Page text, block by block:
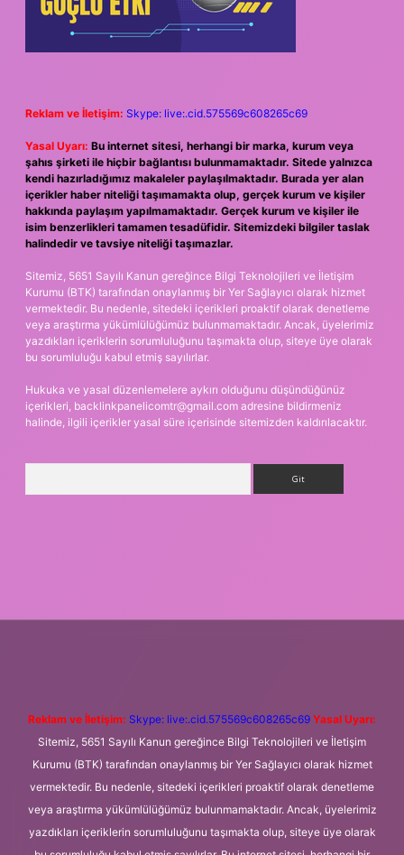
Reklam ve İletişim: Skype: live:.cid.575569c608265c69
Yasal Uyarı: Bu internet sitesi, herhangi bir marka, kurum veya
şahıs şirketi ile hiçbir bağlantısı bulunmamaktadır. Sitede yalnızca
kendi hazırladığımız makaleler paylaşılmaktadır. Burada yer alan
içerikler haber niteliği taşımamakta olup, gerçek kurum ve kişiler
hakkında paylaşım yapılmamaktadır. Gerçek kurum ve kişiler ile
isim benzerlikleri tamamen tesadüfidir. Sitemizdeki bilgiler taslak
halindedir ve tavsiye niteliği taşımazlar.
Sitemiz, 5651 Sayılı Kanun gereğince Bilgi Teknolojileri ve İletişim
Kurumu (BTK) tarafından onaylanmış bir Yer Sağlayıcı olarak hizmet
vermektedir. Bu nedenle, sitedeki içerikleri proaktif olarak denetleme
veya araştırma yükümlülüğümüz bulunmamaktadır. Ancak, üyelerimiz
yazdıkları içeriklerin sorumluluğunu taşımakta olup, siteye üye olarak
bu sorumluluğu kabul etmiş sayılırlar.
Hukuka ve yasal düzenlemelere aykırı olduğunu düşündüğünüz
içerikleri, backlinkpanelicomtr@gmail.com adresine bildirmeniz
halinde, ilgili içerikler yasal süre içerisinde sitemizden kaldırılacaktır.
Reklam ve İletişim: Skype: live:.cid.575569c608265c69 Yasal Uyarı:
Sitemiz, 5651 Sayılı Kanun gereğince Bilgi Teknolojileri ve İletişim
Kurumu (BTK) tarafından onaylanmış bir Yer Sağlayıcı olarak hizmet
vermektedir. Bu nedenle, sitedeki içerikleri proaktif olarak denetleme
veya araştırma yükümlülüğümüz bulunmamaktadır. Ancak, üyelerimiz
yazdıkları içeriklerin sorumluluğunu taşımakta olup, siteye üye olarak